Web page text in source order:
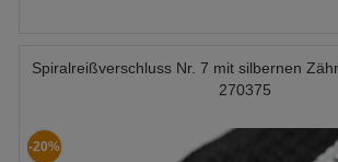
Spiralreißverschluss Nr. 7 mit silbernen
270375
-20%